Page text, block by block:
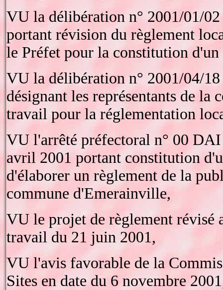
VU la délibération n° 2001/01/
portant révision du règlement
le Préfet pour la constitution
VU la délibération n° 2001/04/
désignant les représentants de la
travail pour la réglementation
VU l'arrêté préfectoral n° 00
avril 2001 portant constitution
d'élaborer un règlement de la
commune d'Emerainville,
VU le projet de règlement révisé
travail du 21 juin 2001,
VU l'avis favorable de la
Sites en date du 6 novembre